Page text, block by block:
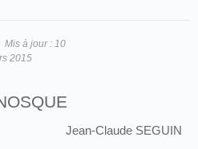
Mis à jour : 10
2015
Jean-Claude SEGUIN